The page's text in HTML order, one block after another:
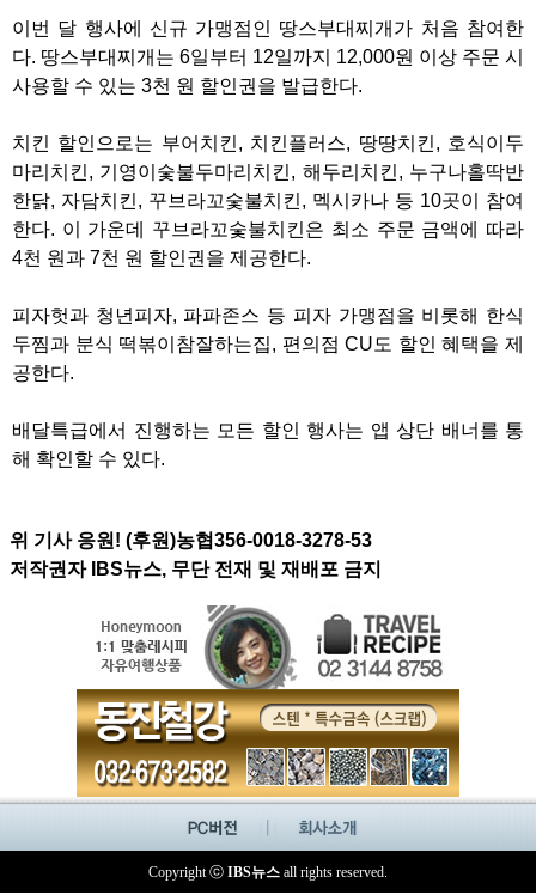
이번 달 행사에 신규 가맹점인 땅스부대찌개가 처음 참여한
다. 땅스부대찌개는 6일부터 12일까지 12,000원 이상 주문 시
사용할 수 있는 3천 원 할인권을 발급한다.
치킨 할인으로는 부어치킨, 치킨플러스, 땅땅치킨, 호식이두
마리치킨, 기영이숯불두마리치킨, 해두리치킨, 누구나홀딱반
한닭, 자담치킨, 꾸브라꼬숯불치킨, 멕시카나 등 10곳이 참여
한다. 이 가운데 꾸브라꼬숯불치킨은 최소 주문 금액에 따라
4천 원과 7천 원 할인권을 제공한다.
피자헛과 청년피자, 파파존스 등 피자 가맹점을 비롯해 한식
두찜과 분식 떡볶이참잘하는집, 편의점 CU도 할인 혜택을 제
공한다.
배달특급에서 진행하는 모든 할인 행사는 앱 상단 배너를 통
해 확인할 수 있다.
위 기사 응원! (후원)농협356-0018-3278-53
저작권자 IBS뉴스, 무단 전재 및 재배포 금지
Copyright ⓒ IBS뉴스 all rights reserved.